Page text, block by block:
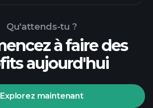
Qu'attends-tu ?
à faire des
aujourd'hui
Explorez maintenant